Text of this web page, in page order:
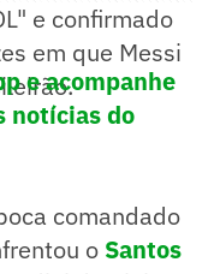
e confirmado
em que Messi
e acompanhe
notícias do
comandado
o Santos